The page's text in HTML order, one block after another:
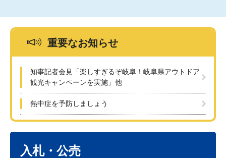
重要なお知らせ
知事記者会見「楽しすぎるぞ岐阜！岐阜県アウトドア
観光キャンペーンを実施」他
熱中症を予防しましょう
入札・公売